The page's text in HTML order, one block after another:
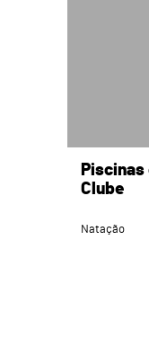
Clube
Natação